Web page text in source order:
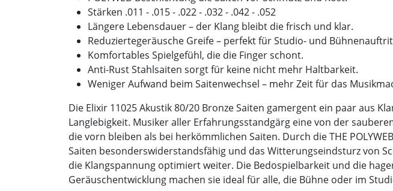
Stärken .011 - .015 - .022 - .032 - .042 - .052
Längere Lebensdauer – der Klang bleibt die frisch und klar.
Reduziertegeräusche Greife – perfekt für Studio- und
Komfortables Spielgefühl, die die Finger schont.
Anti-Rust Stahlsaiten sorgt für keine nicht mehr Haltbarkeit.
Weniger Aufwand beim Saitenwechsel – mehr Zeit für das
Die Elixir 11025 Akustik 80/20 Bronze Saiten gamergent ein paar aus
Langlebigkeit. Musiker aller Erfahrungsstandgärg eine von der
die vorn bleiben als bei herkömmlichen Saiten. Durch die THE
Saiten besonderswiderstandsfähig und das Witterungseindsturz von
die Klangspannung optimiert weiter. Die Bedospielbarkeit und die
Geräuschentwicklung machen sie ideal für alle, die Bühne oder im